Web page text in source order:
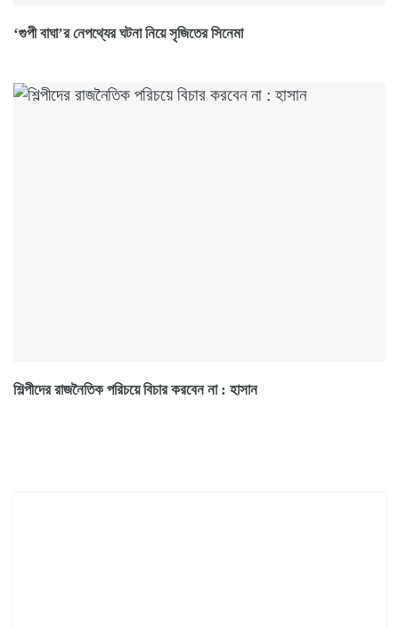
‘গুপী বাঘা’র নেপথ্যের ঘটনা নিয়ে সৃজিতের সিনেমা
শিল্পীদের রাজনৈতিক পরিচয়ে বিচার করবেন না : হাসান